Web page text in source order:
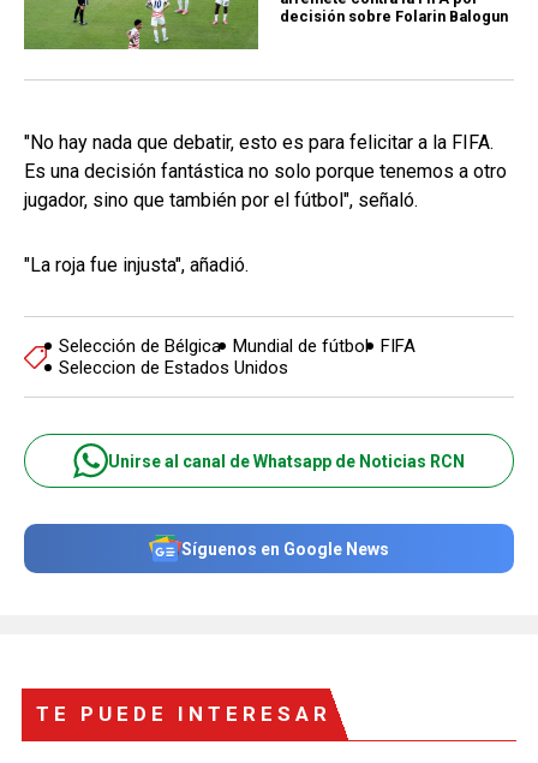
decisión sobre Folarin Balogun
"No hay nada que debatir, esto es para felicitar a la FIFA.
Es una decisión fantástica no solo porque tenemos a otro
jugador, sino que también por el fútbol", señaló.
"La roja fue injusta", añadió.
Selección de Bélgica Mundial de fútbol FIFA
Seleccion de Estados Unidos
Unirse al canal de Whatsapp de Noticias RCN
Síguenos en Google News
TE PUEDE INTERESAR